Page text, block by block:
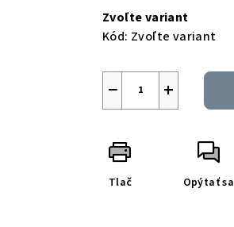
cena:
Zvoľte variant
Kód: Zvoľte variant
+
−
Tlač Opýtať sa